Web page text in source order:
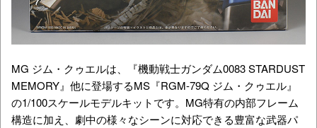
MG ジム・クゥエルは、『機動戦士ガンダム0083 STARDUST
MEMORY』他に登場するMS『RGM-79Q ジム・クゥエル』
の1/100スケールモデルキットです。MG特有の内部フレーム
構造に加え、劇中の様々なシーンに対応できる豊富な武器パ